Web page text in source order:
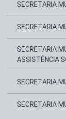
SECRETARIA
SECRETARIA
SECRETARIA
ASSISTÊNCIA
SECRETARIA
SECRETARIA